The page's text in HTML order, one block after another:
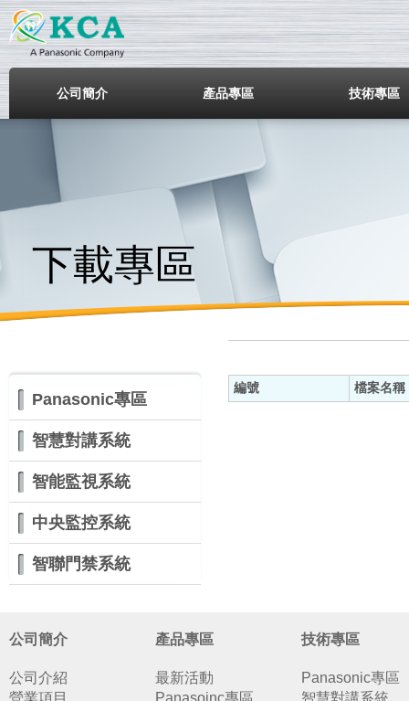
鎧鋒企業股份有限公司
公司簡介 產品專區 技術專區
下載專區
Panasonic專區
智慧對講系統
智能監視系統
中央監控系統
智聯門禁系統
編號 檔案名稱
公司簡介
公司介紹
營業項目
產品專區
最新活動
Panasoinc專區
技術專區
Panasonic專區
智慧對講系統